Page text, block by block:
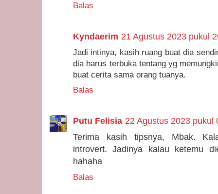
Balas
Kyndaerim 21 Agustus 2023 pukul
Jadi intinya, kasih ruang buat dia
dia harus terbuka tentang yg
buat cerita sama orang tuanya.
Balas
Putu Felisia 22 Agustus 2023 pukul
Terima kasih tipsnya, Mbak.
introvert. Jadinya kalau ketemu
hahaha
Balas